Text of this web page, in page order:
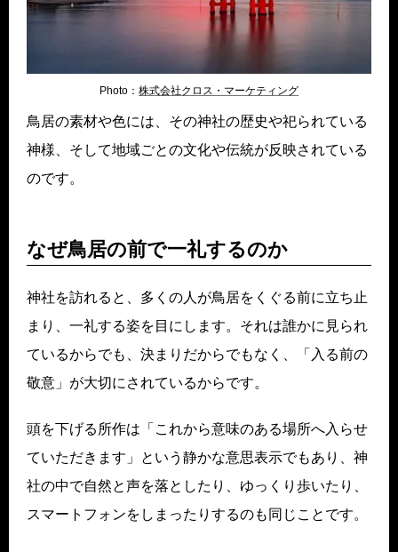
Photo： 株式会社クロス・マーケティング
鳥居の素材や色には、その神社の歴史や祀られている
神様、そして地域ごとの文化や伝統が反映されている
のです。
なぜ鳥居の前で一礼するのか
神社を訪れると、多くの人が鳥居をくぐる前に立ち止
まり、一礼する姿を目にします。それは誰かに見られ
ているからでも、決まりだからでもなく、「入る前の
敬意」が大切にされているからです。
頭を下げる所作は「これから意味のある場所へ入らせ
ていただきます」という静かな意思表示でもあり、神
社の中で自然と声を落としたり、ゆっくり歩いたり、
スマートフォンをしまったりするのも同じことです。